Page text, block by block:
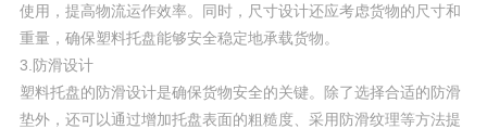
使用，提高物流运作效率。同时，尺寸设计还应考虑货物的尺寸和
重量，确保塑料托盘能够安全稳定地承载货物。
3.防滑设计
塑料托盘的防滑设计是确保货物安全的关键。除了选择合适的防滑
垫外，还可以通过增加托盘表面的粗糙度、采用防滑纹理等方法提